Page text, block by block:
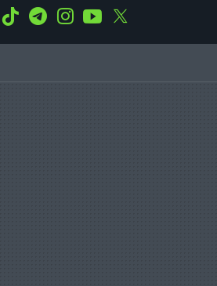
WhatsApp
Tiktok TelegramInstagramYoutube